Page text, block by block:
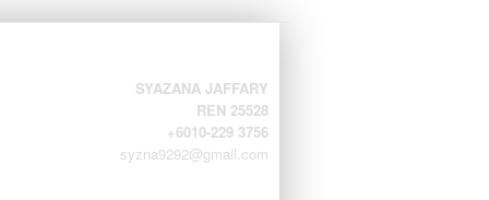
SYAZANA JAFFARY
REN 25528
+6010-229 3756
syzna9292@gmail.com